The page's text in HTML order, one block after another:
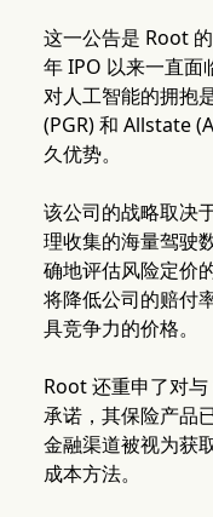
这一公告是 Root
年 IPO 以来一直面
对人工智能的拥抱
(PGR) 和 Allstate
久优势。
该公司的战略取决
理收集的海量驾驶
确地评估风险定价
将降低公司的赔付
具竞争力的价格。
Root 还重申了对
承诺，其保险产品
金融渠道被视为获
成本方法。